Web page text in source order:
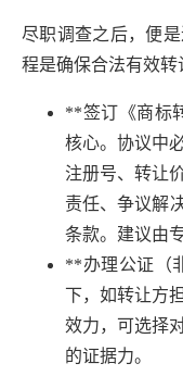
尽职调查之后，便
程是确保合法有效转
**签订《商标
核心。协议中
注册号、转让
责任、争议解
条款。建议由
**办理公证（
下，如转让方
效力，可选择
的证据力。